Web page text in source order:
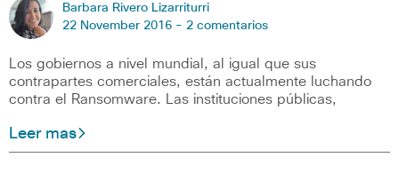
Barbara Rivero Lizarriturri
22 November 2016 - 2 comentarios
Los gobiernos a nivel mundial, al igual que sus
contrapartes comerciales, están actualmente luchando
contra el Ransomware. Las instituciones públicas,
Leer mas